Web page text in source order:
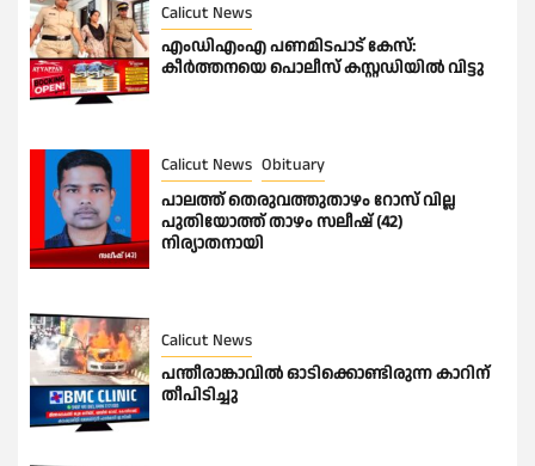
Calicut News
എംഡിഎംഎ പണമിടപാട് കേസ്:
കീർത്തനയെ പൊലീസ് കസ്റ്റഡിയിൽ വിട്ടു
Calicut News Obituary
പാലത്ത് തെരുവത്തുതാഴം റോസ് വില്ല
പുതിയോത്ത് താഴം സലീഷ് (42)
നിര്യാതനായി
Calicut News
പന്തീരാങ്കാവിൽ ഓടിക്കൊണ്ടിരുന്ന കാറിന്
തീപിടിച്ചു